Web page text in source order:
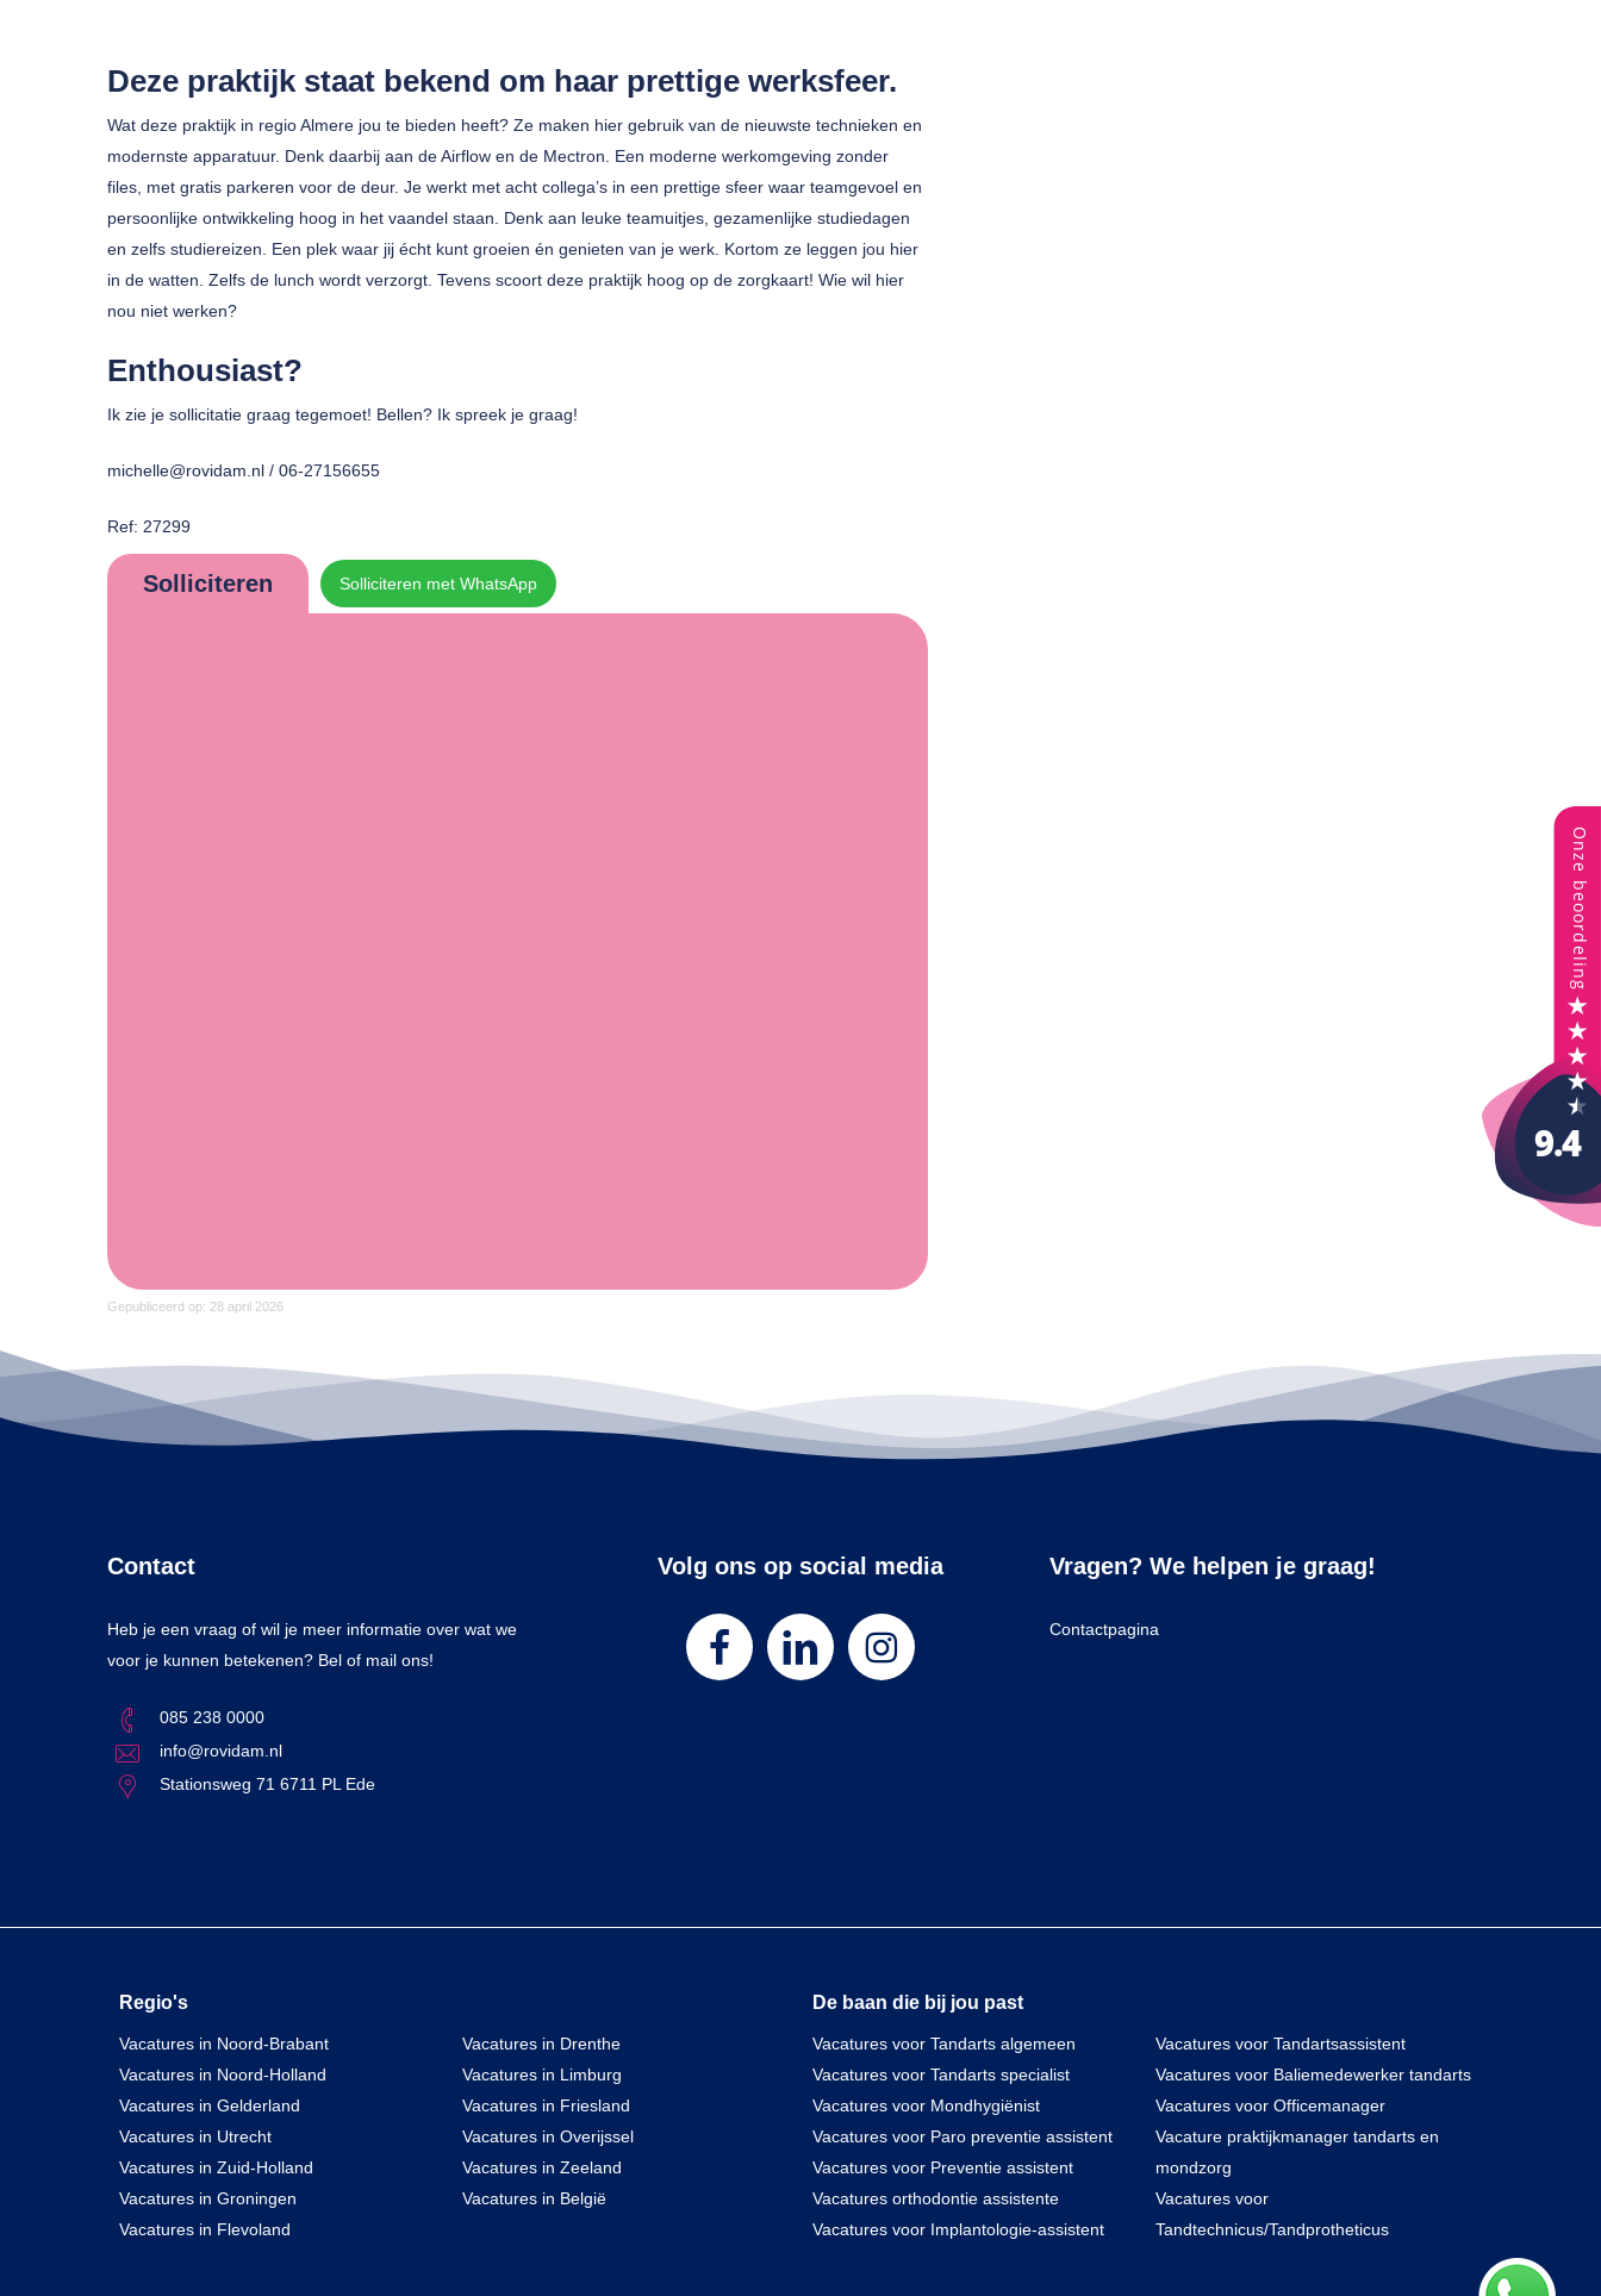
Deze praktijk staat bekend om haar prettige werksfeer.
Wat deze praktijk in regio Almere jou te bieden heeft? Ze maken hier gebruik van de nieuwste technieken en
modernste apparatuur. Denk daarbij aan de Airflow en de Mectron. Een moderne werkomgeving zonder
files, met gratis parkeren voor de deur. Je werkt met acht collega’s in een prettige sfeer waar teamgevoel en
persoonlijke ontwikkeling hoog in het vaandel staan. Denk aan leuke teamuitjes, gezamenlijke studiedagen
en zelfs studiereizen. Een plek waar jij écht kunt groeien én genieten van je werk. Kortom ze leggen jou hier
in de watten. Zelfs de lunch wordt verzorgt. Tevens scoort deze praktijk hoog op de zorgkaart! Wie wil hier
nou niet werken?
Enthousiast?
Ik zie je sollicitatie graag tegemoet! Bellen? Ik spreek je graag!
michelle@rovidam.nl / 06-27156655
Ref: 27299
Solliciteren Solliciteren met WhatsApp
Gepubliceerd op: 28 april 2026
Contact
Heb je een vraag of wil je meer informatie over wat we
voor je kunnen betekenen? Bel of mail ons!
085 238 0000
info@rovidam.nl
Stationsweg 71 6711 PL Ede
Volg ons op social media Vragen? We helpen je graag!
Contactpagina
Regio's
Vacatures in Noord-Brabant
Vacatures in Noord-Holland
Vacatures in Gelderland
Vacatures in Utrecht
Vacatures in Zuid-Holland
Vacatures in Groningen
Vacatures in Flevoland
Vacatures in Drenthe
Vacatures in Limburg
Vacatures in Friesland
Vacatures in Overijssel
Vacatures in Zeeland
Vacatures in België
De baan die bij jou past
Vacatures voor Tandarts algemeen
Vacatures voor Tandarts specialist
Vacatures voor Mondhygiënist
Vacatures voor Paro preventie assistent
Vacatures voor Preventie assistent
Vacatures orthodontie assistente
Vacatures voor Implantologie-assistent
Vacatures voor Tandartsassistent
Vacatures voor Baliemedewerker tandarts
Vacatures voor Officemanager
Vacature praktijkmanager tandarts en
mondzorg
Vacatures voor
Tandtechnicus/Tandprotheticus